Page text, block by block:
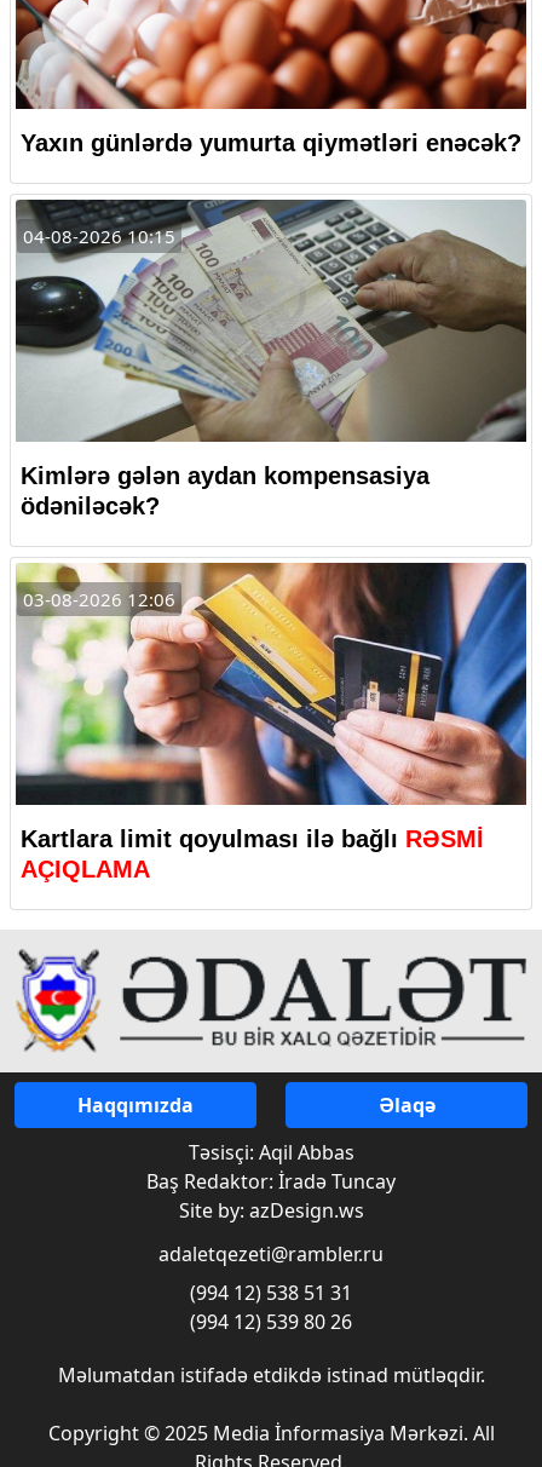
Yaxın günlərdə yumurta qiymətləri enəcək?
04-08-2026 10:15
Kimlərə gələn aydan kompensasiya
ödəniləcək?
03-08-2026 12:06
Kartlara limit qoyulması ilə bağlı RƏSMİ
AÇIQLAMA
Haqqımızda
Əlaqə
Təsisçi: Aqil Abbas
Baş Redaktor: İradə Tuncay
Site by: azDesign.ws
adaletqezeti@rambler.ru
(994 12) 538 51 31
(994 12) 539 80 26
Məlumatdan istifadə etdikdə istinad mütləqdir.
Copyright © 2025 Media İnformasiya Mərkəzi. All